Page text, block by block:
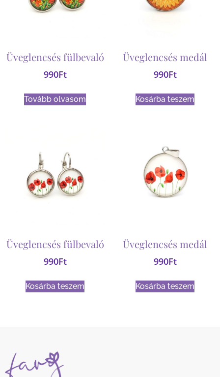
Üveglencsés fülbevaló
990Ft
Tovább olvasom
Üveglencsés medál
990Ft
Kosárba teszem
Üveglencsés fülbevaló
990Ft
Kosárba teszem
Üveglencsés medál
990Ft
Kosárba teszem